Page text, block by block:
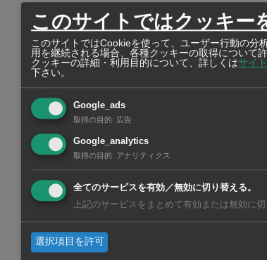
このサイトではクッキー
このサイトではCookieを使って、ユーザー行動の分
用を継続される場合、各種クッキーの取得について
クッキーの詳細・利用目的について、詳しくはサイ
下さい。
Google_ads
取得の目的: 広告
Google_analytics
取得の目的: アナリティクス
全てのサービスを有効／無効に切り替える。
上記のサービスをまとめて有効または無効に切
選択項目を許可